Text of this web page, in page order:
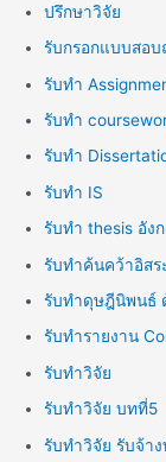
ปรึกษาวิจัย
รับกรอกแบบสอบ
รับทำ
รับทำ
รับทำ
รับทำ IS
รับทำ thesis อัง
รับทำค้นคว้าอิสร
รับทำดุษฎีนิพนธ์
รับทำรายงาน
รับทำวิจัย
รับทำวิจัย บทที่5
รับทำวิจัย รับจ้า